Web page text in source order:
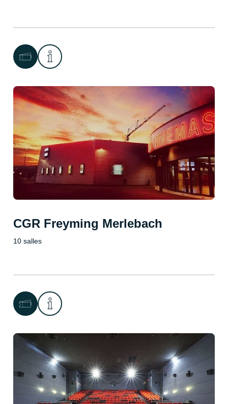
CGR Freyming Merlebach
10 salles